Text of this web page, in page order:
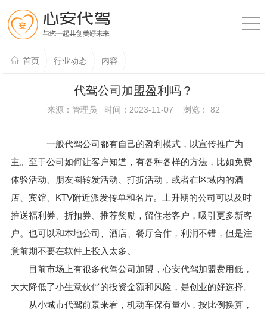
首页 行业动态 内容
代驾公司加盟盈利吗？
来源：管理员 时间：2023-11-07 浏览： 82
一般代驾公司都有自己的盈利模式，以宣传推广为
主。至于公司如何让客户知道，有各种各样的方法，比如免费
体验活动、朋友圈转发活动、打折活动，或者在区域内的酒
店、宾馆、KTV附近派发传单和名片。上升期的公司可以及时
推送福利券、折扣券、推荐奖励，留住老客户，吸引更多新客
户。也可以和本地公司、酒店、餐厅合作，利润不错，但是注
意前期不要在软件上投入太多。
目前市场上有很多代驾公司加盟，心安代驾加盟费用低，
大大降低了小生意伙伴的投资金额和风险，是创业的好选择。
从小城市代驾前景来看，机动车保有量小，按比例换算，